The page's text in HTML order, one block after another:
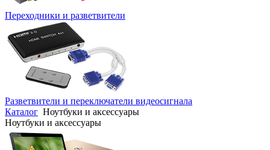
Переходники и разветвители
Разветвители и переключатели видеосигнала
Каталог Ноутбуки и аксессуары
Ноутбуки и аксессуары